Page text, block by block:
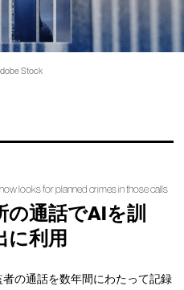
Stock
looks for planned crimes in those calls
の通話でAIを訓
に利用
の通話を数年間にわたって記録